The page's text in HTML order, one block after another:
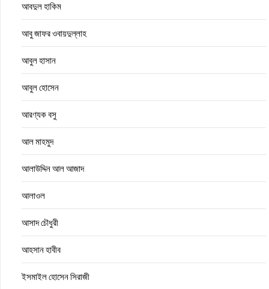
আবদুল হাকিম
আবু জাফর ওবায়দুল্লাহ
আবুল হাসান
আবুল হোসেন
আরণ্যক বসু
আল মাহমুদ
আলাউদ্দিন আল আজাদ
আলাওল
আসাদ চৌধুরী
আহসান হাবীব
ইসমাইল হোসেন সিরাজী